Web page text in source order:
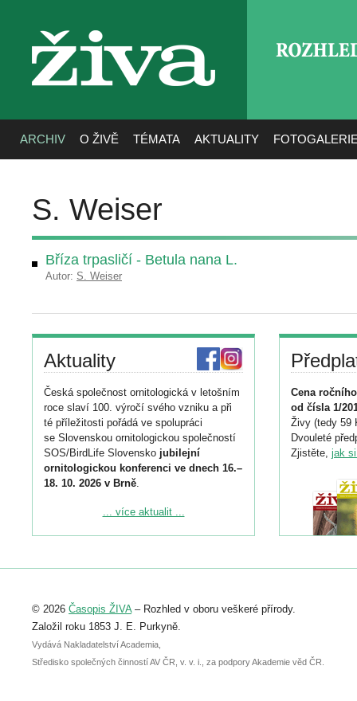
živa
ARCHIV O ŽIVĚ TÉMATA AKTUALITY
S. Weiser
Bříza trpasličí - Betula nana L.
Autor: S. Weiser
Aktuality
Česká společnost ornitologická v letošním
roce slaví 100. výročí svého vzniku a při
té příležitosti pořádá ve spolupráci
se Slovenskou ornitologickou společností
SOS/BirdLife Slovensko jubilejní
ornitologickou konferenci ve dnech 16.–
18. 10. 2026 v Brně.
Podrobnější informace ke konferenci
Registrovat se můžete do 6. září.
abstraktu přihlášené přednášky nebo
posteru je už 30. června.
... více aktualit ...
Cena
od čísla 1/
Živy (tedy 59
Dvouleté
Zjistěte, jak
© 2026 Časopis ŽIVA– Rozhled v oboru veškeré přírody.
Založil roku 1853 J. E. Purkyně.
Vydává Nakladatelství Academia,
Středisko společných činností AV ČR, v. v. i., za podpory Akademie věd ČR.